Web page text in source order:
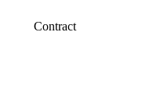
Contract